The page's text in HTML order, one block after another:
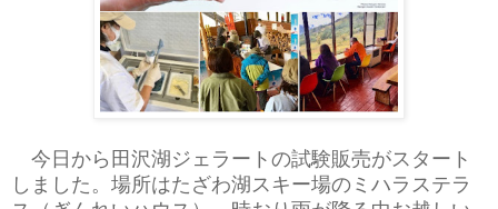
今日から田沢湖ジェラートの試験販売がスタート
しました。場所はたざわ湖スキー場のミハラステラ